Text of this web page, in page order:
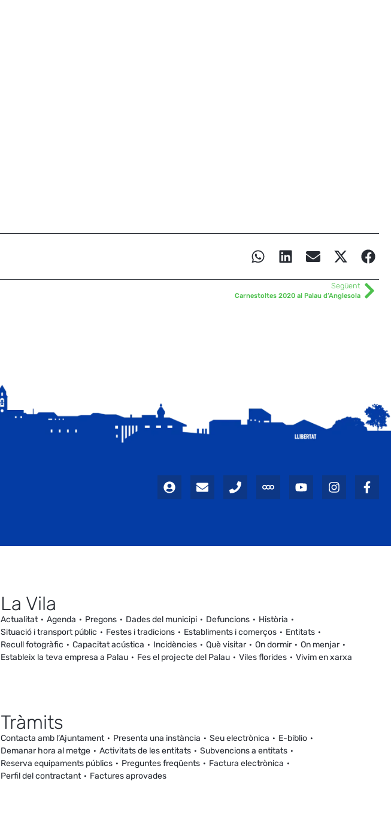
Següent
Carnestoltes 2020 al Palau d’Anglesola
La Vila
Actualitat Agenda Pregons Dades del municipi Defuncions
Història
Situació i transport públic
Festes i tradicions Establiments i comerços
Entitats
Recull fotogràfic
Capacitat acústica Incidències Què visitar On dormir
On menjar
Estableix la teva empresa a Palau
Fes el projecte del Palau Viles florides Vivim en xarxa
Tràmits
Contacta amb l’Ajuntament Presenta una instància Seu electrònica
E-biblio
Demanar hora al metge
Activitats de les entitats
Subvencions a entitats
Reserva equipaments públics
Preguntes freqüents
Factura electrònica
Perfil del contractant
Factures aprovades